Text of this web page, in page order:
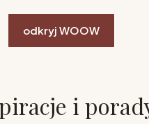
odkryj WOOW
i